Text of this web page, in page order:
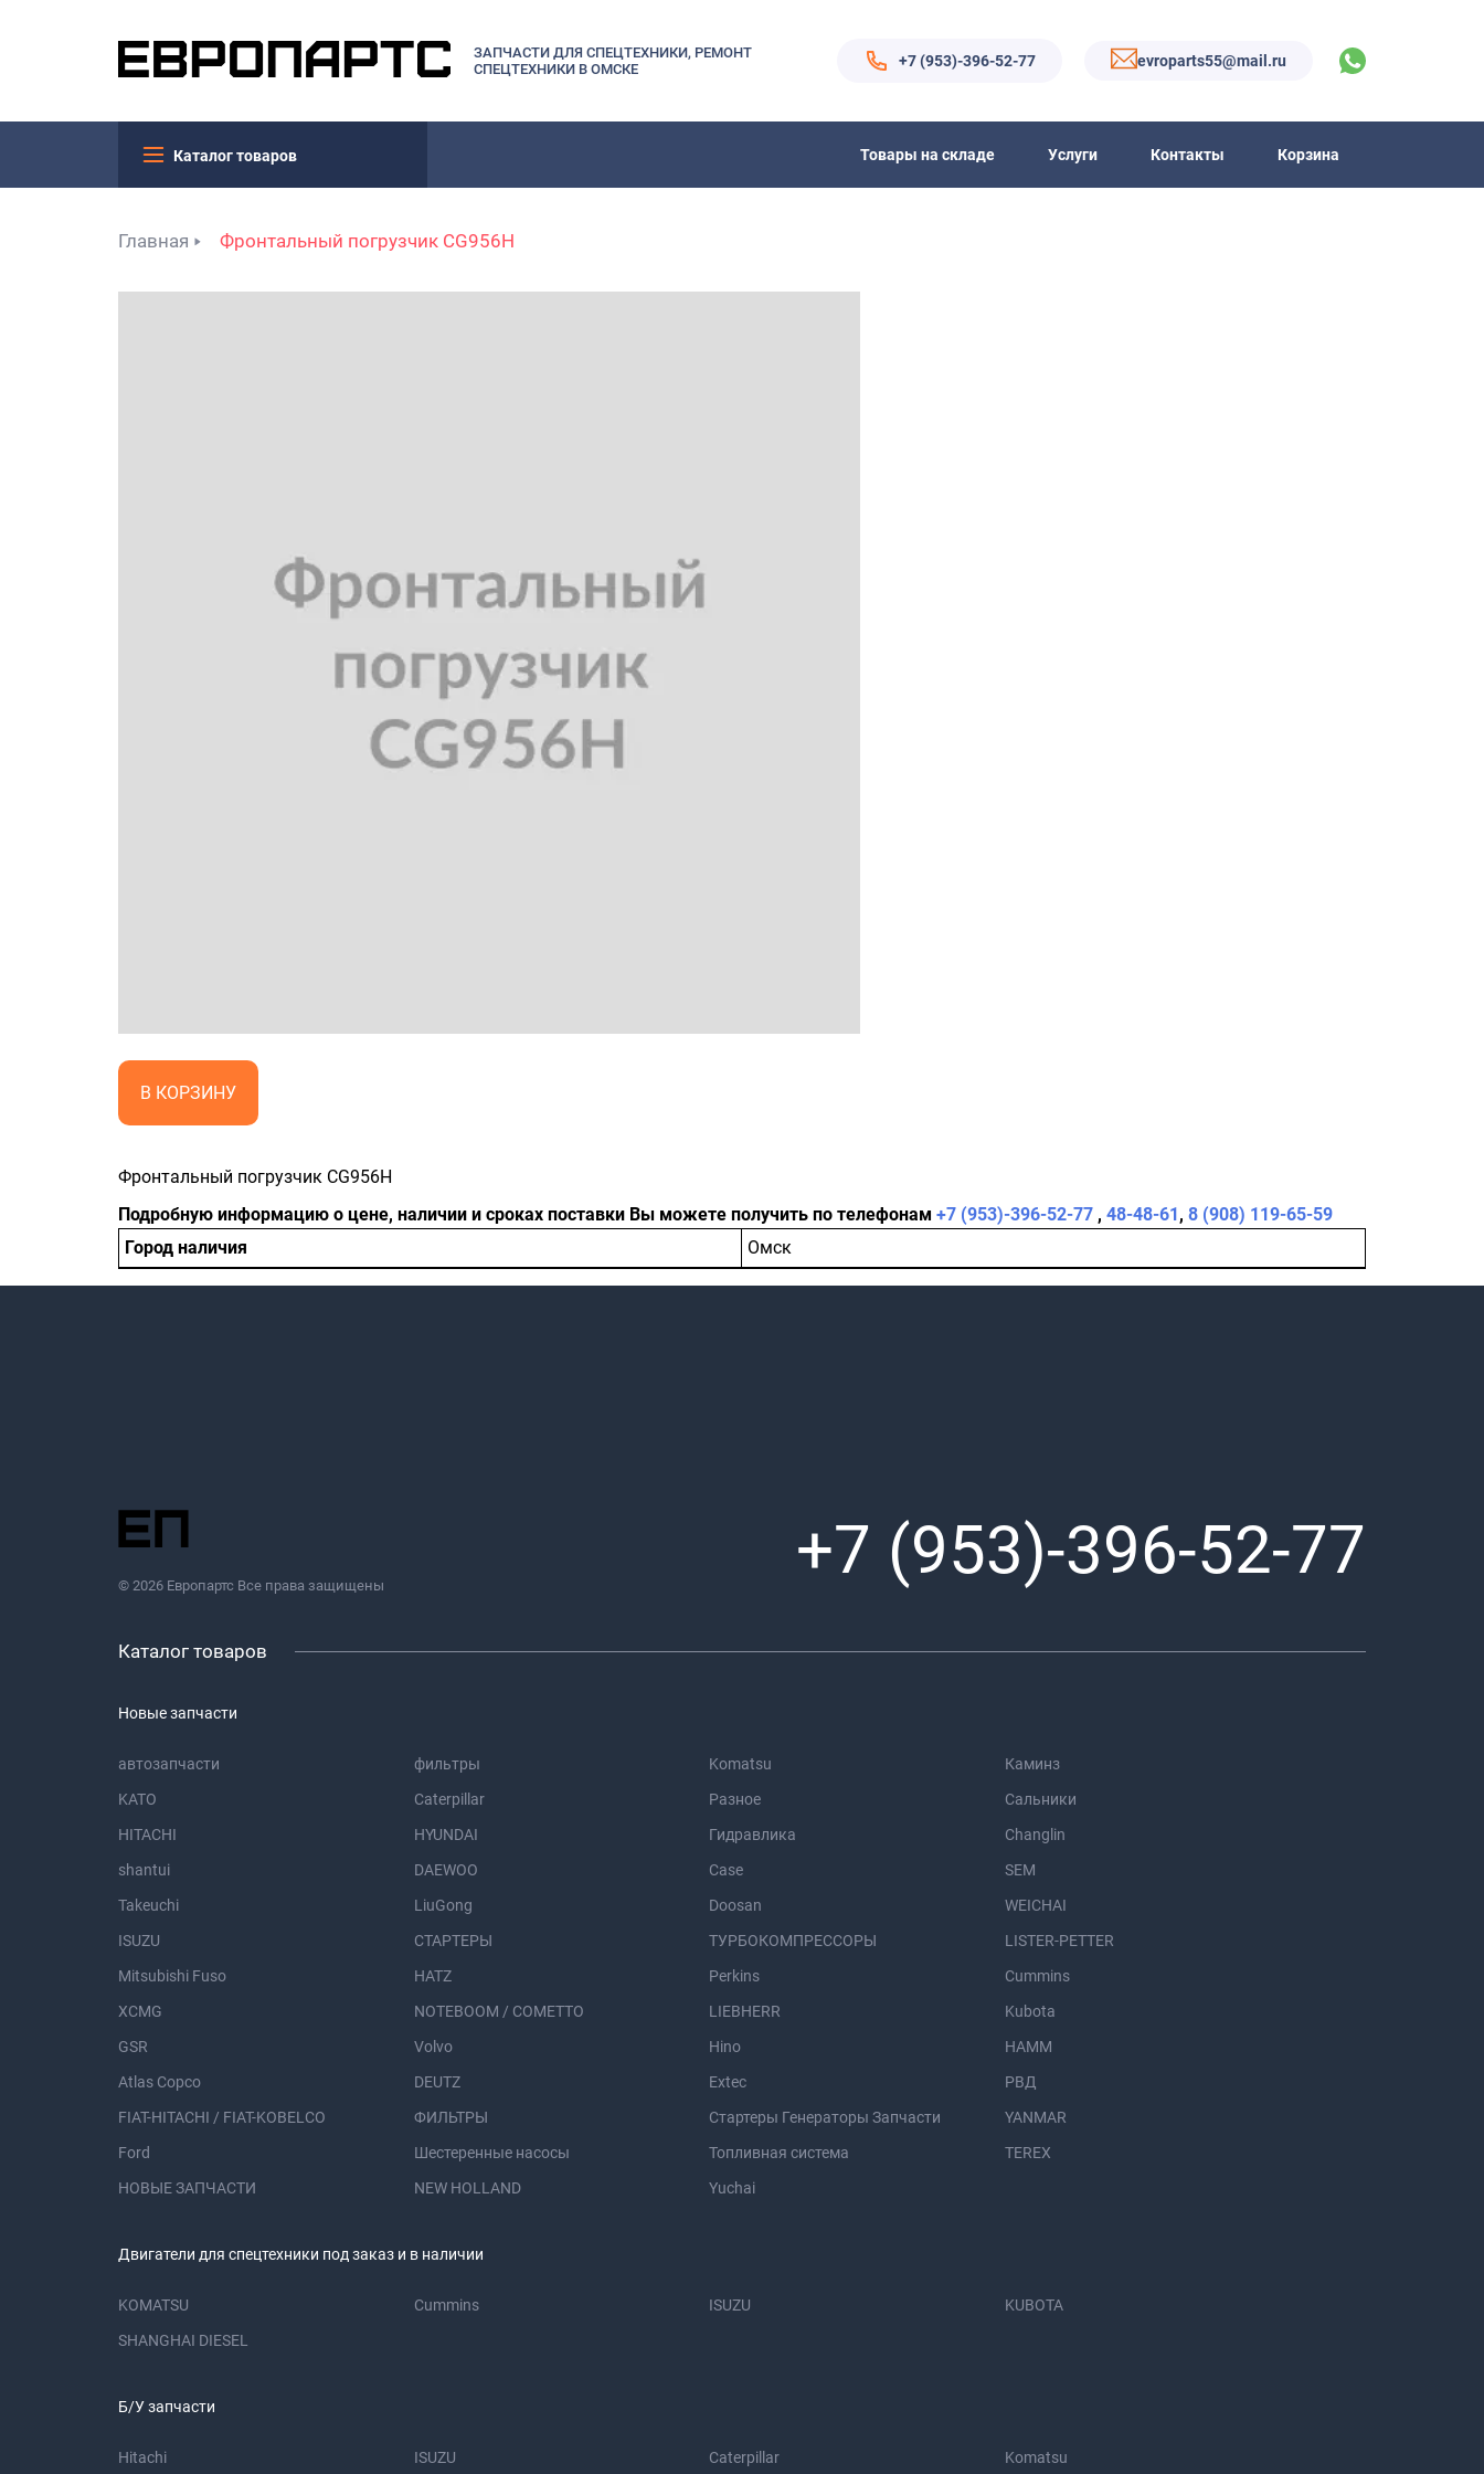
ЗАПЧАСТИ ДЛЯ СПЕЦТЕХНИКИ, РЕМОНТ
СПЕЦТЕХНИКИ В ОМСКЕ
+7 (953)-396-52-77 evroparts55@mail.ru
Каталог товаров Товары на складе Услуги Контакты Корзина
Главная Фронтальный погрузчик CG956H
В КОРЗИНУ
Фронтальный погрузчик CG956H
Подробную информацию о цене, наличии и сроках поставки Вы можете получить по телефонам +7 (953)-396-52-77 , 48-48-61, 8 (908) 119-65-59
Город наличия
Омск
© 2026 Европартс Все права защищены +7 (953)-396-52-77
Каталог товаров
Новые запчасти
автозапчасти фильтры Komatsu
Каминз
KATO
Caterpillar Разное
Сальники
HITACHI
HYUNDAI Гидравлика
Changlin
shantui
DAEWOO Case
SEM
Takeuchi
LiuGong Doosan
WEICHAI
ISUZU
СТАРТЕРЫ ТУРБОКОМПРЕССОРЫ
LISTER-PETTER
Mitsubishi Fuso
HATZ Perkins
Cummins
XCMG
NOTEBOOM / COMETTO LIEBHERR
Kubota
GSR
Volvo Hino
HAMM
Atlas Copco
DEUTZ Extec
РВД
FIAT-HITACHI / FIAT-KOBELCO
ФИЛЬТРЫ Стартеры Генераторы Запчасти
YANMAR
Ford
Шестеренные насосы Топливная система
TEREX
НОВЫЕ ЗАПЧАСТИ
NEW HOLLAND Yuchai
Двигатели для спецтехники под заказ и в наличии
KOMATSU Cummins ISUZU
KUBOTA
SHANGHAI DIESEL
Б/У запчасти
Hitachi ISUZU Caterpillar Komatsu